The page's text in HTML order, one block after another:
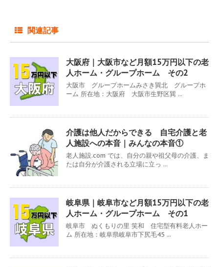
関連記事
大阪府｜大阪市など月額15万円以下の老
人ホーム・グループホーム その2
大阪市 グループホームみさき巽北 グループホ
ーム 所在地：大阪府 大阪市生野区巽 ...
介護は他人だからできる 自宅介護と老
人施設への本音｜みんなの本音①
老人施設.com では、自分の親や祖父母の介護、ま
たは自分が介護される立場に立っ ...
岐阜県｜岐阜市など月額15万円以下の老
人ホーム・グループホーム その1
岐阜市 ぬくもりの里 笑和 住宅型有料老人ホー
ム 所在地：岐阜県岐阜市下尻毛45 ...